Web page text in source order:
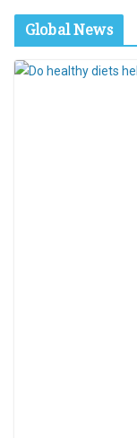
Global News